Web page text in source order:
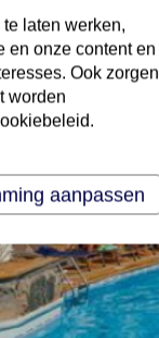
laten werken,
en onze content en
Ook zorgen
worden
aanpassen